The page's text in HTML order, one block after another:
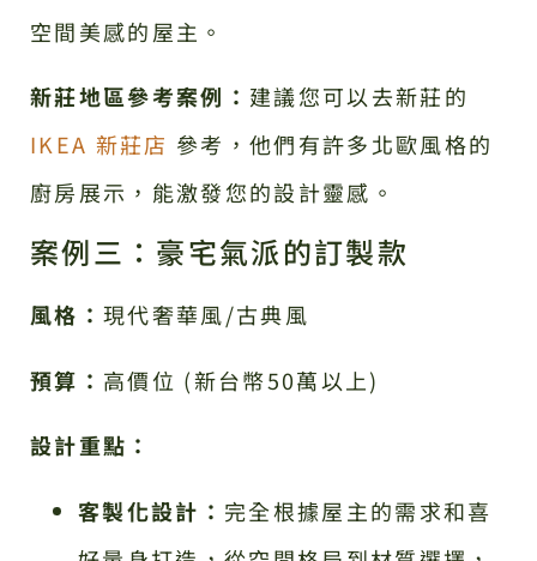
空間美感的屋主。
新莊地區參考案例： 建議您可以去新莊的
IKEA 新莊店 參考，他們有許多北歐風格的
廚房展示，能激發您的設計靈感。
案例三：豪宅氣派的訂製款
風格：現代奢華風/古典風
預算： 高價位 (新台幣50萬以上)
設計重點：
客製化設計： 完全根據屋主的需求和喜